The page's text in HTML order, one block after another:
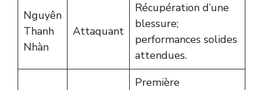
Nguyên
Thanh
Nhàn
Attaquant
Récupération d’une
blessure;
performances solides
attendues.
Première